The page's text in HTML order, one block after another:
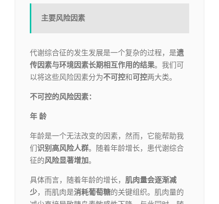
主要风险因素
代谢综合征的发生发展是一个复杂的过程，是遗
传因素与环境因素长期相互作用的结果。我们可
以将这些风险因素分为不可控和可控两大类。
不可控的风险因素：
年 龄
年龄是一个无法改变的因素，然而，它能帮助我
们识别高风险人群。随着年龄增长，患代谢综合
征的风险显著增加。
具体而言，随着年龄的增长， 肌肉量会逐渐减
少，而肌肉是消耗葡萄糖的关键组织。肌肉量的